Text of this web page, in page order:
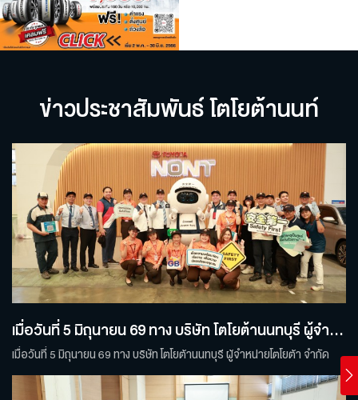
ข่าวประชาสัมพันธ์ โตโยต้านนท์
เมื่อวันที่ 5 มิถุนายน 69 ทาง บริษัท โตโยต้านนทบุรี ผู้จำหน่ายโตโยต้า จำกัด ลงพื้นที่ในการรณรงค์ส่งเสริมความปลอดภัยในพื้นที่ปฏิบัติงาน
เมื่อวันที่ 5 มิถุนายน 69 ทาง บริษัท โตโยต้านนทบุรี ผู้จำหน่ายโตโยต้า จำกัด